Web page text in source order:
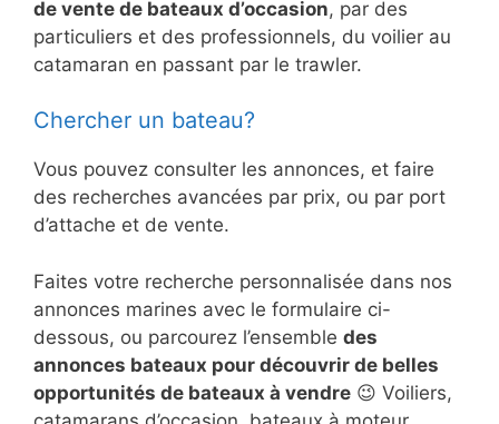
de vente de bateaux d’occasion, par des
particuliers et des professionnels, du voilier au
catamaran en passant par le trawler.
Chercher un bateau?
Vous pouvez consulter les annonces, et faire
des recherches avancées par prix, ou par port
d’attache et de vente.
Faites votre recherche personnalisée dans nos
annonces marines avec le formulaire ci-
dessous, ou parcourez l’ensemble des
annonces bateaux pour découvrir de belles
opportunités de bateaux à vendre 😉 Voiliers,